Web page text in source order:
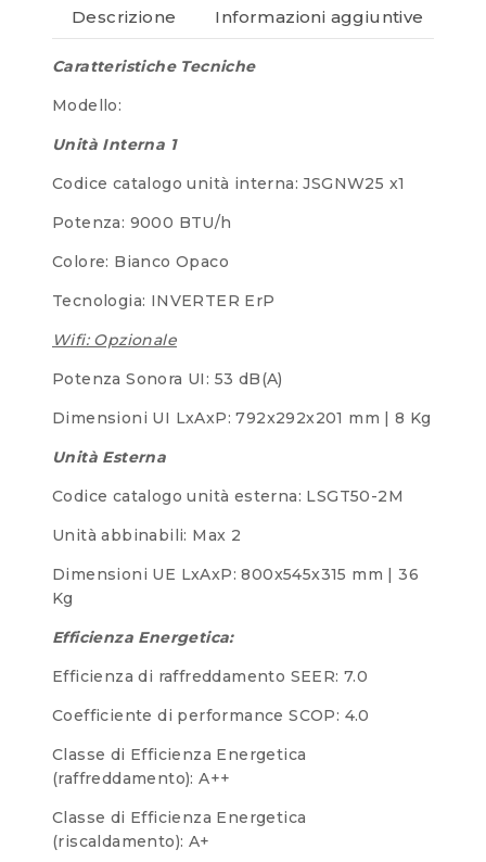
Descrizione Informazioni aggiuntive
Caratteristiche Tecniche
Modello:
Unità Interna 1
Codice catalogo unità interna: JSGNW25 x1
Potenza: 9000 BTU/h
Colore: Bianco Opaco
Tecnologia: INVERTER ErP
Wifi: Opzionale
Potenza Sonora UI: 53 dB(A)
Dimensioni UI LxAxP: 792x292x201 mm | 8 Kg
Unità Esterna
Codice catalogo unità esterna: LSGT50-2M
Unità abbinabili: Max 2
Dimensioni UE LxAxP: 800x545x315 mm | 36
Kg
Efficienza Energetica:
Efficienza di raffreddamento SEER: 7.0
Coefficiente di performance SCOP: 4.0
Classe di Efficienza Energetica
(raffreddamento): A++
Classe di Efficienza Energetica
(riscaldamento): A+